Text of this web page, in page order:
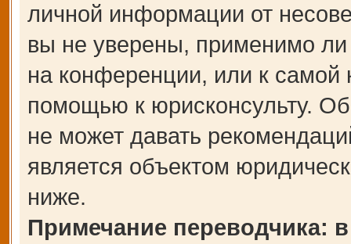
личной информации от
вы не уверены, применимо ли
на конференции, или к самой
помощью к юрисконсульту.
не может давать
является объектом
ниже.
Примечание переводчика: